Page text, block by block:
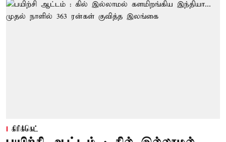
கிரிக்கெட்